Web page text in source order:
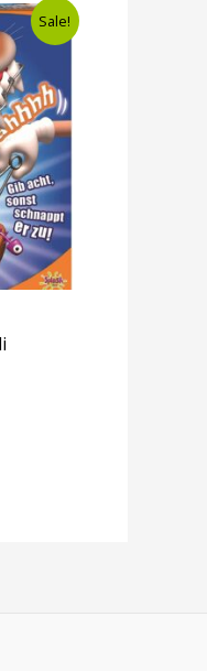
Sale!